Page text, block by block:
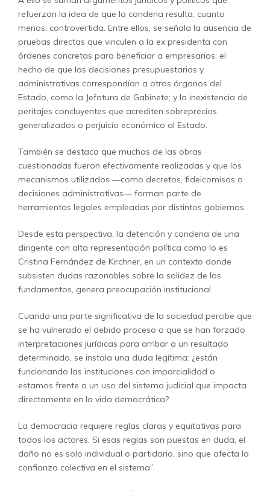
refuerzan la idea de que la condena resulta, cuanto
menos, controvertida. Entre ellos, se señala la ausencia de
pruebas directas que vinculen a la ex presidenta con
órdenes concretas para beneficiar a empresarios; el
hecho de que las decisiones presupuestarias y
administrativas correspondían a otros órganos del
Estado, como la Jefatura de Gabinete; y la inexistencia de
peritajes concluyentes que acrediten sobreprecios
generalizados o perjuicio económico al Estado.
También se destaca que muchas de las obras
cuestionadas fueron efectivamente realizadas y que los
mecanismos utilizados —como decretos, fideicomisos o
decisiones administrativas— forman parte de
herramientas legales empleadas por distintos gobiernos.
Desde esta perspectiva, la detención y condena de una
dirigente con alta representación política como lo es
Cristina Fernández de Kirchner, en un contexto donde
subsisten dudas razonables sobre la solidez de los
fundamentos, genera preocupación institucional.
Cuando una parte significativa de la sociedad percibe que
se ha vulnerado el debido proceso o que se han forzado
interpretaciones jurídicas para arribar a un resultado
determinado, se instala una duda legítima: ¿están
funcionando las instituciones con imparcialidad o
estamos frente a un uso del sistema judicial que impacta
directamente en la vida democrática?
La democracia requiere reglas claras y equitativas para
todos los actores. Si esas reglas son puestas en duda, el
daño no es solo individual o partidario, sino que afecta la
confianza colectiva en el sistema”.